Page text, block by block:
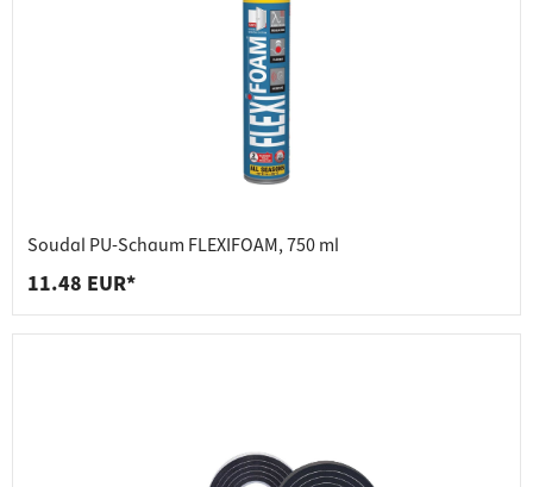
Soudal PU-Schaum FLEXIFOAM, 750 ml
11.48 EUR*